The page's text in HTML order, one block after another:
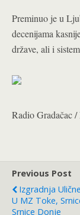
Preminuo je u
decenijama
države, ali i
Radio Gradačac
Previous Post
Izgradnja
U MZ Toke,
Srnice Donje